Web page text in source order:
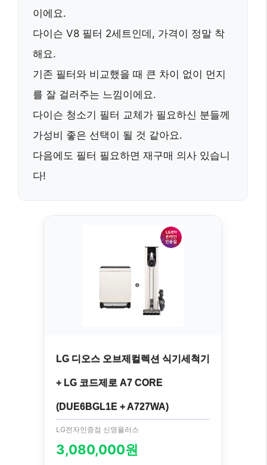
이에요.
다이슨 V8 필터 2세트인데, 가격이 정말 착
해요.
기존 필터와 비교했을 때 큰 차이 없이 먼지
를 잘 걸러주는 느낌이에요.
다이슨 청소기 필터 교체가 필요하신 분들께
가성비 좋은 선택이 될 것 같아요.
다음에도 필터 필요하면 재구매 의사 있습니
다!
LG 디오스 오브제컬렉션 식기세척기
+ LG 코드제로 A7 CORE
(DUE6BGL1E + A727WA)
LG전자인증점 신영플러스
3,080,000원